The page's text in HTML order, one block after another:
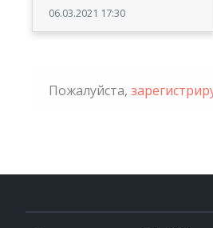
06.03.2021 17:30
Пожалуйста,